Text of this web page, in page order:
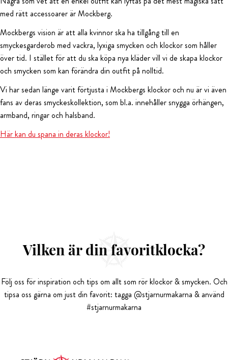
med rätt accessoarer är Mockberg.
Mockbergs vision är att alla kvinnor ska ha tillgång till en
smyckesgarderob med vackra, lyxiga smycken och klockor som håller
över tid. I stället för att du ska köpa nya kläder vill vi de skapa klockor
och smycken som kan förändra din outfit på nolltid.
Vi har sedan länge varit förtjusta i Mockbergs klockor och nu är vi även
fans av deras smyckeskollektion, som bl.a. innehåller snygga örhängen,
armband, ringar och halsband.
Här kan du spana in deras klockor!
Vilken är din favoritklocka?
Följ oss för inspiration och tips om allt som rör klockor & smycken. Och
tipsa oss gärna om just din favorit: tagga @stjarnurmakarna & använd
#stjarnurmakarna